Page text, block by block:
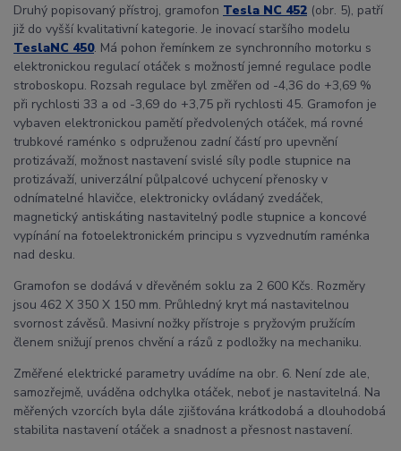
Druhý popisovaný přístroj, gramofon Tesla NC 452 (obr. 5), patří
již do vyšší kvalitativní kategorie. Je inovací staršího modelu
TeslaNC 450. Má pohon řemínkem ze synchronního motorku s
elektronickou regulací otáček s možností jemné regulace podle
stroboskopu. Rozsah regulace byl změřen od -4,36 do +3,69 %
při rychlosti 33 a od -3,69 do +3,75 při rychlosti 45. Gramofon je
vybaven elektronickou pamětí předvolených otáček, má rovné
trubkové raménko s odpruženou zadní částí pro upevnění
protizávaží, možnost nastavení svislé síly podle stupnice na
protizávaží, univerzální půlpalcové uchycení přenosky v
odnímatelné hlavičce, elektronicky ovládaný zvedáček,
magnetický antiskáting nastavitelný podle stupnice a koncové
vypínání na fotoelektronickém principu s vyzvednutím raménka
nad desku.
Gramofon se dodává v dřevěném soklu za 2 600 Kčs. Rozměry
jsou 462 X 350 X 150 mm. Průhledný kryt má nastavitelnou
svornost závěsů. Masivní nožky přístroje s pryžovým pružícím
členem snižují prenos chvění a rázů z podložky na mechaniku.
Změřené elektrické parametry uvádíme na obr. 6. Není zde ale,
samozřejmě, uváděna odchylka otáček, neboť je nastavitelná. Na
měřených vzorcích byla dále zjišťována krátkodobá a dlouhodobá
stabilita nastavení otáček a snadnost a přesnost nastavení.